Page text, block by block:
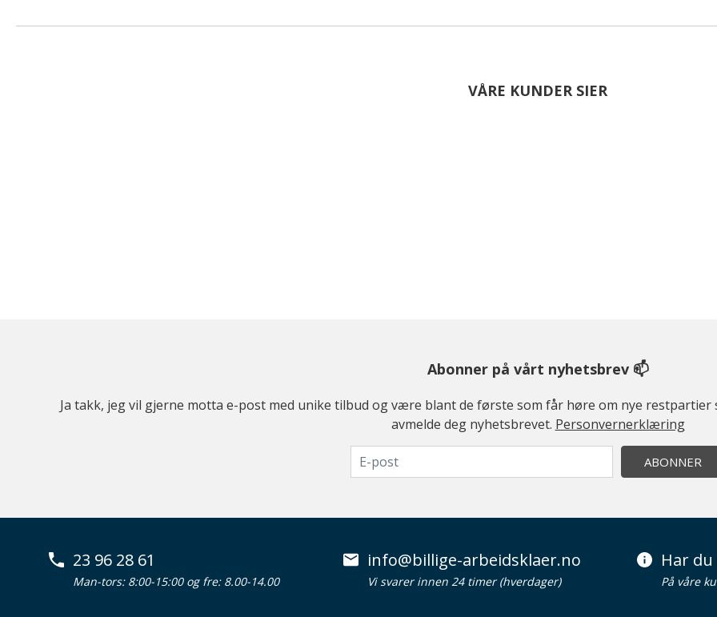
VÅRE KUNDER SIER
Abonner på vårt nyhetsbrev 📫
Ja takk, jeg vil gjerne motta e-post med unike tilbud og være blant de første som får høre om nye
avmelde deg nyhetsbrevet. Personvernerklæring
ABONNER
23 96 28 61
Man-tors: 8:00-15:00 og fre: 8.00-14.00
info@billige-arbeidsklaer.no
Vi svarer innen 24 timer (hverdager)
Har
På våre